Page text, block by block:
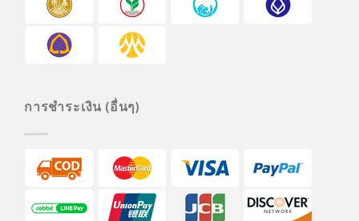
การชำระเงิน (อื่นๆ)